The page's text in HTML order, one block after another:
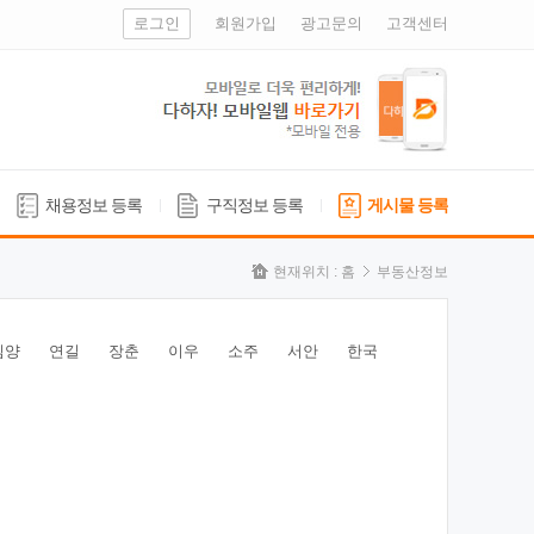
로그인 회원가입 광고문의 고객센터
채용정보 등록 구직정보 등록 게시물 등록
현재위치 : 홈 부동산정보
양 연길 장춘 이우 소주 서안 한국